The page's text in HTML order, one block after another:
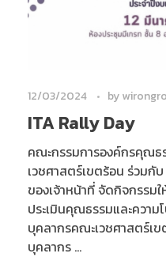
12/03/2024 by
ITA Rally Day
คณะกรรมการองค์กรคุณธ
เวชศาสตร์เขตร้อน ร่วมกั
ของเจ้าหน้าที่ จัดกิจกรรม
ประเมินคุณธรรมและความ
บุคลากรคณะเวชศาสตร์เข
บุคลากร ...